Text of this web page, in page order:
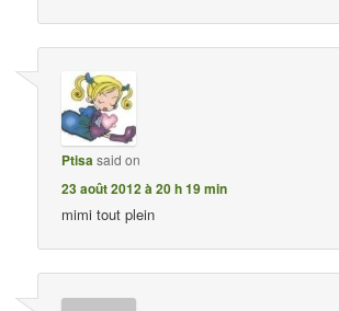
Ptisasaid on
23 août 2012 à 20 h 19 min
mimi tout plein